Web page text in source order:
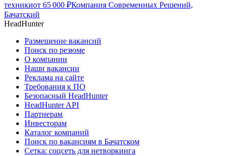
техникиот 65 000 ₽Компания Современных Решений,
Бачатский
HeadHunter
Размещение вакансий
Поиск по резюме
О компании
Наши вакансии
Реклама на сайте
Требования к ПО
Безопасный HeadHunter
HeadHunter API
Партнерам
Инвесторам
Каталог компаний
Поиск по вакансиям в Бачатском
Сетка: соцсеть для нетворкинга